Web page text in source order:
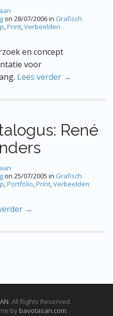
on 28/07/2006in Grafisch
,Print,Verbeelden
en concept
voor
Lees verder →
René
on 25/07/2005 in Grafisch
,Portfolio,Print,Verbeelden
→
. All Rights Reserved.
by bavotasan.com.